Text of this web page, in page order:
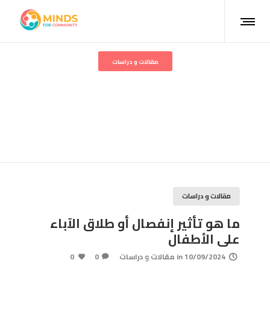
مقالات و دراسات
مقالات و دراسات
ما هو تأثير إنفصال أو طلاق الآباء
على الأطفال
10/09/2024
in مقالات و دراسات 0
0